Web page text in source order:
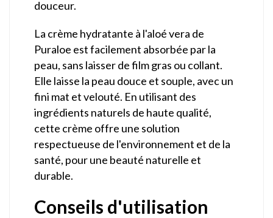
douceur.
La crème hydratante à l'aloé vera de
Puraloe est facilement absorbée par la
peau, sans laisser de film gras ou collant.
Elle laisse la peau douce et souple, avec un
fini mat et velouté. En utilisant des
ingrédients naturels de haute qualité,
cette crème offre une solution
respectueuse de l'environnement et de la
santé, pour une beauté naturelle et
durable.
Conseils d'utilisation